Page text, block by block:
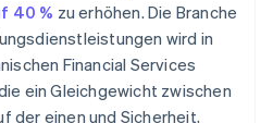
40 % zu erhöhen. Die Branche
wird in
Financial Services
ein Gleichgewicht zwischen
der einen und Sicherheit,